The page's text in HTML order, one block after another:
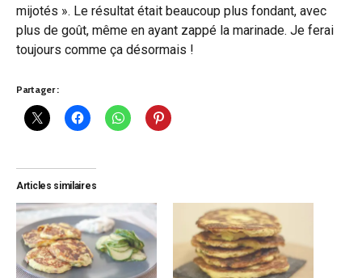
mijotés ». Le résultat était beaucoup plus fondant, avec
plus de goût, même en ayant zappé la marinade. Je ferai
toujours comme ça désormais !
Partager :
Articles similaires